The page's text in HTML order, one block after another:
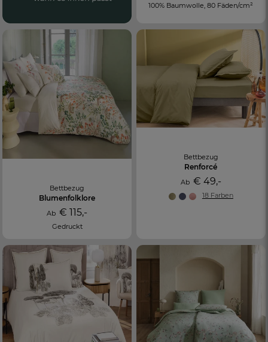
100% Baumwolle, 80 Fäden/cm²
Bettbezug
Blumenfolklore
Ab€ 115,-
Gedruckt
Bettbezug
Renforcé
Ab € 49,-
18 Farben